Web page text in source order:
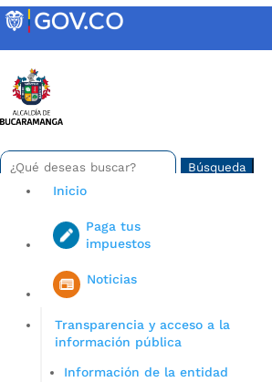
Skip
to
Buscar:
Search
for...
Iniciar sesión en gov co
Inicio
Paga tus
impuestos
Noticias
Transparencia y acceso a la
información pública
Información de la entidad